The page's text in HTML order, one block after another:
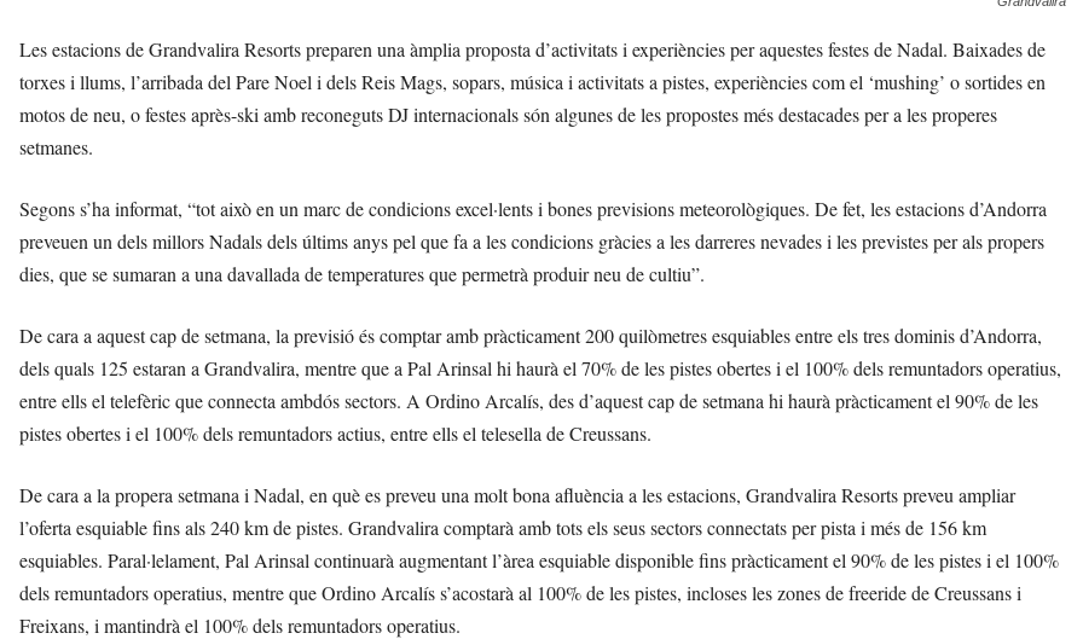
Les estacions de Grandvalira Resorts preparen una àmplia proposta d’activitats i experiències per aquestes festes de Nadal. Baixades de
torxes i llums, l’arribada del Pare Noel i dels Reis Mags, sopars, música i activitats a pistes, experiències com el ‘mushing’ o sortides en
motos de neu, o festes après-ski amb reconeguts DJ internacionals són algunes de les propostes més destacades per a les properes
setmanes.
Segons s’ha informat, “tot això en un marc de condicions excel·lents i bones previsions meteorològiques. De fet, les estacions d’Andorra
preveuen un dels millors Nadals dels últims anys pel que fa a les condicions gràcies a les darreres nevades i les previstes per als propers
dies, que se sumaran a una davallada de temperatures que permetrà produir neu de cultiu”.
De cara a aquest cap de setmana, la previsió és comptar amb pràcticament 200 quilòmetres esquiables entre els tres dominis d’Andorra,
dels quals 125 estaran a Grandvalira, mentre que a Pal Arinsal hi haurà el 70% de les pistes obertes i el 100% dels remuntadors operatius,
entre ells el telefèric que connecta ambdós sectors. A Ordino Arcalís, des d’aquest cap de setmana hi haurà pràcticament el 90% de les
pistes obertes i el 100% dels remuntadors actius, entre ells el telesella de Creussans.
De cara a la propera setmana i Nadal, en què es preveu una molt bona afluència a les estacions, Grandvalira Resorts preveu ampliar
l’oferta esquiable fins als 240 km de pistes. Grandvalira comptarà amb tots els seus sectors connectats per pista i més de 156 km
esquiables. Paral·lelament, Pal Arinsal continuarà augmentant l’àrea esquiable disponible fins pràcticament el 90% de les pistes i el 100%
dels remuntadors operatius, mentre que Ordino Arcalís s’acostarà al 100% de les pistes, incloses les zones de freeride de Creussans i
Freixans, i mantindrà el 100% dels remuntadors operatius.